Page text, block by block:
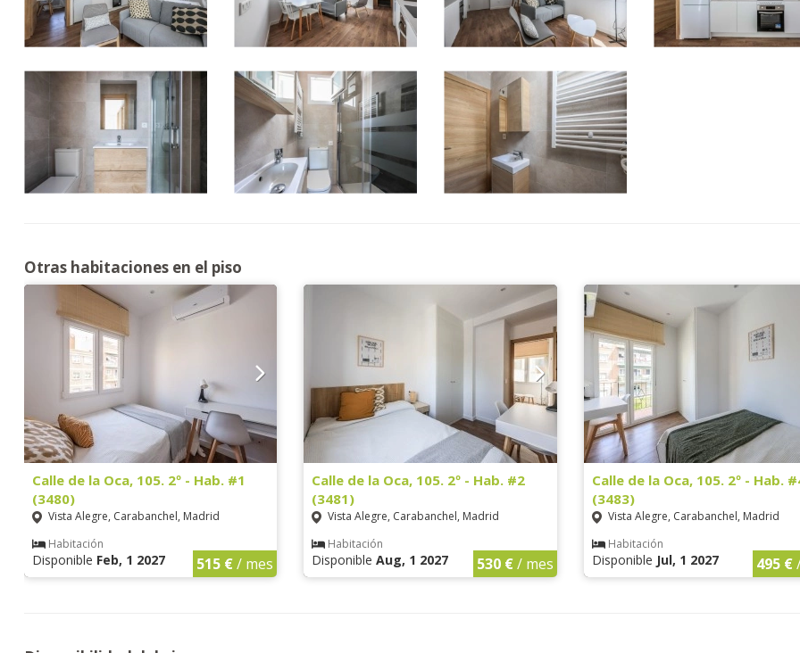
Otras habitaciones en el piso
Calle de la Oca, 105. 2º - Hab. #1
(3480)
Vista Alegre, Carabanchel, Madrid
Habitación
Disponible Feb, 1 2027 515 €/ mes
Calle de la Oca, 105. 2º - Hab. #2
(3481)
Vista Alegre, Carabanchel, Madrid
Habitación
DisponibleAug, 1 2027 530 €/ mes
Calle de la Oca, 105. 2º - Hab.
(3483)
Vista Alegre, Carabanchel, Madrid
Habitación
Disponible Jul, 1 2027 495 €